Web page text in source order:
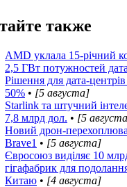
также
AMD уклала 15-річний
2,5 ГВт потужностей
Рішення для дата-
50% • [5 августа]
Starlink та штучний
7,8 млрд дол. • [5
Новий дрон-
Brave1 • [5 августа]
Євросоюз виділяє 10
гігафабрик для
Китаю • [4 августа]